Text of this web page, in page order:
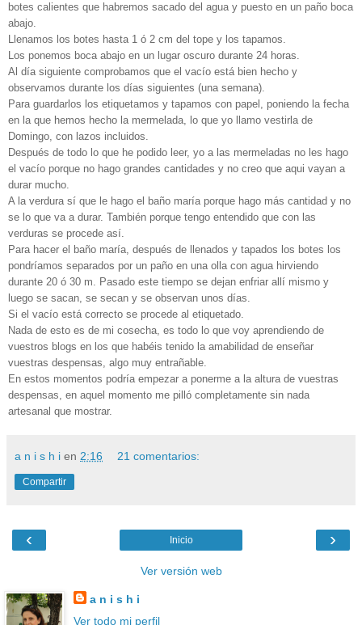
botes calientes que habremos sacado del agua y puesto en un paño boca
abajo.
Llenamos los botes hasta 1 ó 2 cm del tope y los tapamos.
Los ponemos boca abajo en un lugar oscuro durante 24 horas.
Al día siguiente comprobamos que el vacío está bien hecho y
observamos durante los días siguientes (una semana).
Para guardarlos los etiquetamos y tapamos con papel, poniendo la fecha
en la que hemos hecho la mermelada, lo que yo llamo vestirla de
Domingo, con lazos incluidos.
Después de todo lo que he podido leer, yo a las mermeladas no les hago
el vacío porque no hago grandes cantidades y no creo que aqui vayan a
durar mucho.
A la verdura sí que le hago el baño maría porque hago más cantidad y no
se lo que va a durar. También porque tengo entendido que con las
verduras se procede así.
Para hacer el baño maría, después de llenados y tapados los botes los
pondríamos separados por un paño en una olla con agua hirviendo
durante 20 ó 30 m. Pasado este tiempo se dejan enfriar allí mismo y
luego se sacan, se secan y se observan unos días.
Si el vacío está correcto se procede al etiquetado.
Nada de esto es de mi cosecha, es todo lo que voy aprendiendo de
vuestros blogs en los que habéis tenido la amabilidad de enseñar
vuestras despensas, algo muy entrañable.
En estos momentos podría empezar a ponerme a la altura de vuestras
despensas, en aquel momento me pilló completamente sin nada
artesanal que mostrar.
a n i s h i en 2:16 21 comentarios:
Compartir
‹ ›
Inicio
Ver versión web
a n i s h i
Ver todo mi perfil